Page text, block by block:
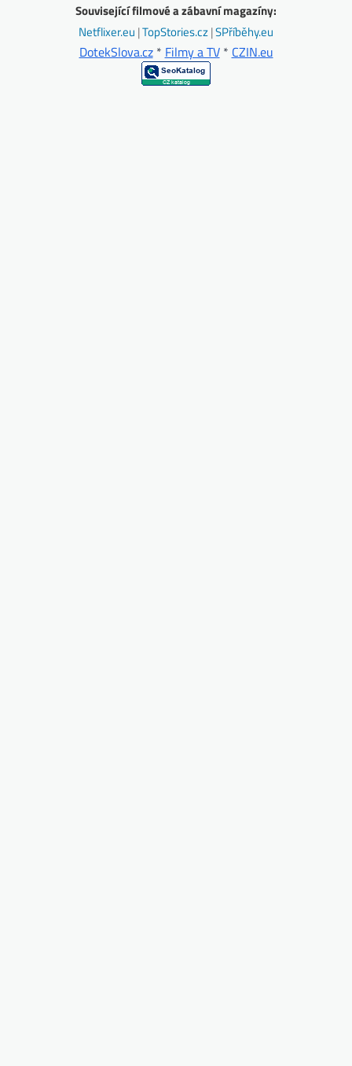
Související filmové a zábavní magazíny:
Netflixer.eu |TopStories.cz|SPříběhy.eu
DotekSlova.cz* Filmy a TV* CZIN.eu